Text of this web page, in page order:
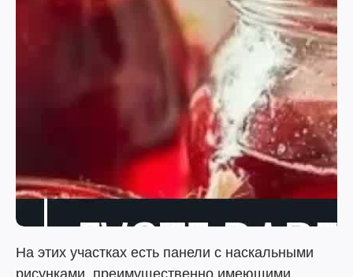
На этих участках есть панели с наскальными
рисунками, преимущественно имеющими